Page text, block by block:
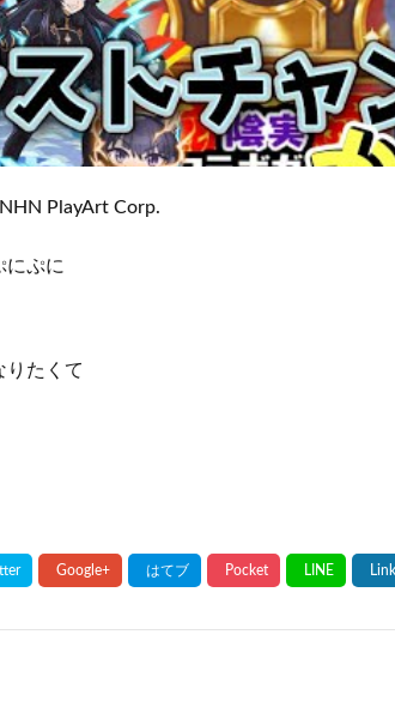
PlayArt Corp.
にぷに
りたくて